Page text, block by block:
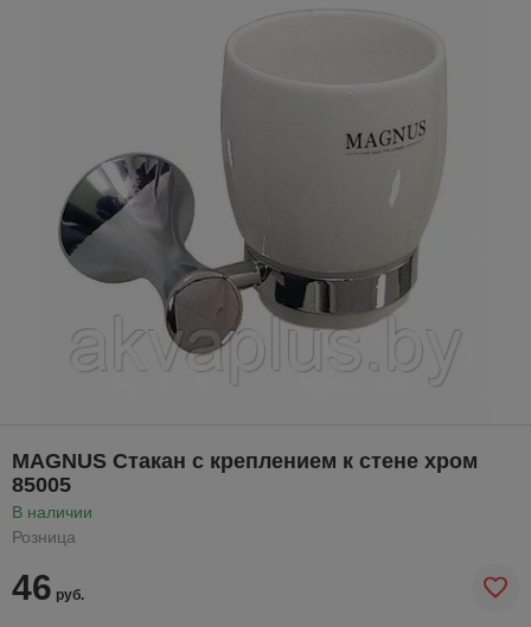
MAGNUS Стакан с креплением к стене хром
85005
В наличии
Розница
46 руб.